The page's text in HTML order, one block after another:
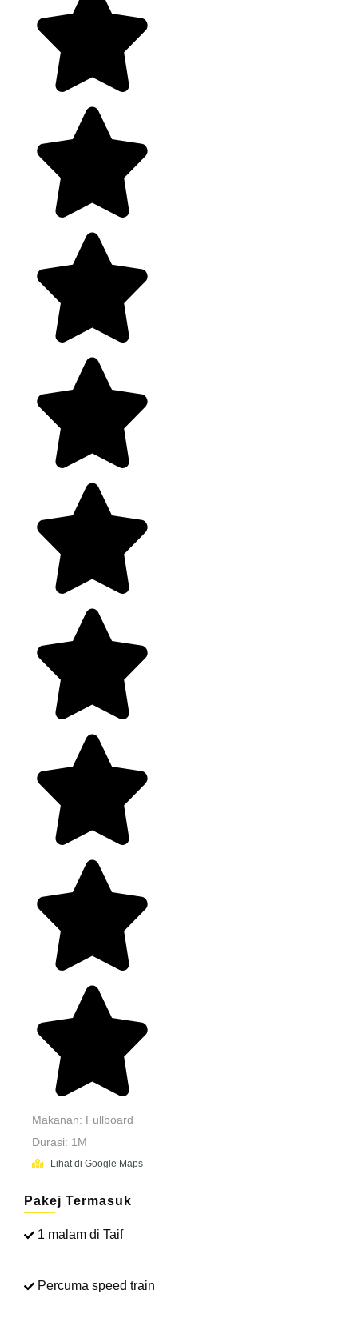
Makanan: Fullboard
Durasi: 1M
Lihat di Google Maps
Pakej Termasuk
1 malam di Taif
Percuma speed train